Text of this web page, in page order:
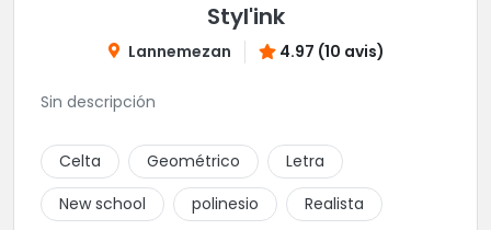
Styl'ink
Lannemezan 4.97 (10 avis)
Sin descripción
Celta Geométrico
Letra
New school
polinesio
Realista